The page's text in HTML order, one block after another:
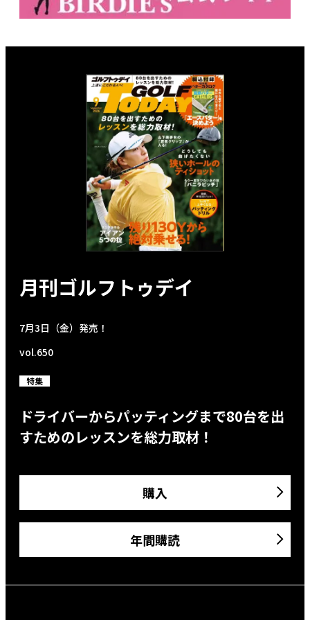
月刊ゴルフトゥデイ
7月3日（金）発売！
vol.650
特集
ドライバーからパッティングまで80台を出
すためのレッスンを総力取材！
購入
年間購読